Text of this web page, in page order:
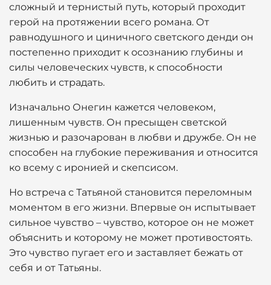
сложный и тернистый путь, который проходит
герой на протяжении всего романа. От
равнодушного и циничного светского денди он
постепенно приходит к осознанию глубины и
силы человеческих чувств, к способности
любить и страдать.
Изначально Онегин кажется человеком,
лишенным чувств. Он пресыщен светской
жизнью и разочарован в любви и дружбе. Он не
способен на глубокие переживания и относится
ко всему с иронией и скепсисом.
Но встреча с Татьяной становится переломным
моментом в его жизни. Впервые он испытывает
сильное чувство – чувство, которое он не может
объяснить и которому не может противостоять.
Это чувство пугает его и заставляет бежать от
себя и от Татьяны.